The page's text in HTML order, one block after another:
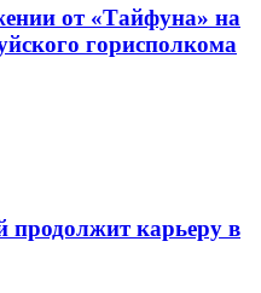
от «Тайфуна» на
горисполкома
продолжит карьеру в